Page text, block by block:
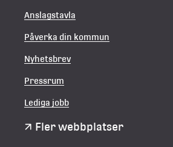
Anslagstavla
Påverka din kommun
Nyhetsbrev
Pressrum
Lediga jobb
Fler webbplatser